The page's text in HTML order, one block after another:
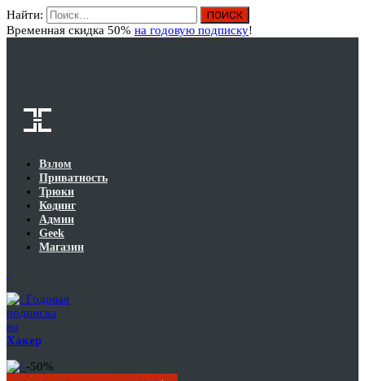
Найти:
Временная скидка 50% на годовую подписку!
Взлом
Приватность
Трюки
Кодинг
Админ
Geek
Магазин
Годовая
подписка
на
Хакер
-50%